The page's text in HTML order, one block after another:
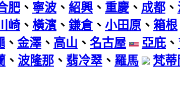
肥 、 寧波 、 紹興 、 重慶、 成都 、
崎 、 橫濱 、 鎌倉、 小田原 、 箱根
、 金澤 、 高山 、 名古屋 亞庇 、
、 波隆那 、 翡冷翠 、 羅馬 梵蒂